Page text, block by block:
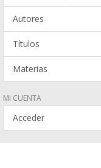
Autores
Títulos
Materias
MI CUENTA
Acceder